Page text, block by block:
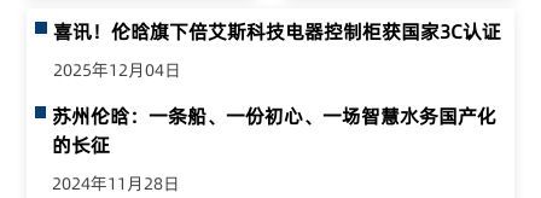
喜讯！伦晗旗下倍艾斯科技电器控制柜获国家3C认证
2025年12月04日
苏州伦晗：一条船、一份初心、一场智慧水务国产化
的长征
2024年11月28日